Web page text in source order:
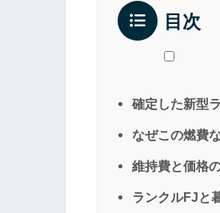
目次
確定した新型
なぜこの燃費
維持費と価格
ランクルFJと